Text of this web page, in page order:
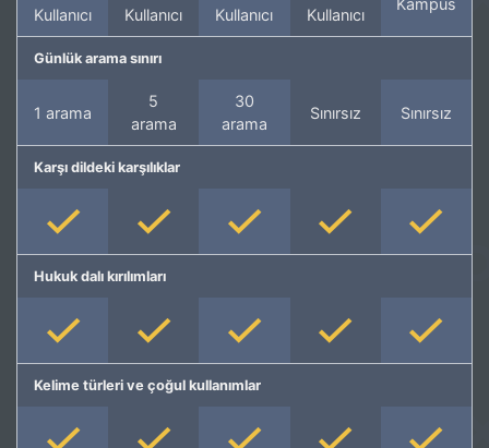
Kullanıcı
Kullanıcı
Kullanıcı
Kullanıcı
Günlük arama sınırı
1 arama
5
arama
30
arama
Sınırsız Sınırsız
Karşı dildeki karşılıklar
Hukuk dalı kırılımları
Kelime türleri ve çoğul kullanımlar